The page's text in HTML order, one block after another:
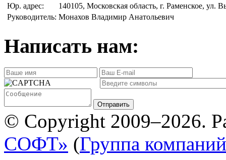
Юр. адрес:
140105, Московская область, г. Раменское, ул.
Руководитель: Монахов Владимир Анатольевич
Написать нам:
Отправить
© Copyright 2009–2026.
СОФТ» (Группа